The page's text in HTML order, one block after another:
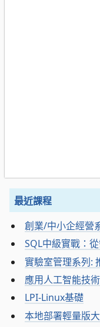
最近課程
創業/中小企經營
SQL中級實戰：
實驗室管理系列:
應用人工智能技
LPI-Linux基礎
本地部署輕量版